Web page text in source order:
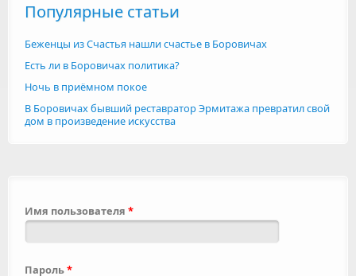
Популярные статьи
Беженцы из Счастья нашли счастье в Боровичах
Есть ли в Боровичах политика?
Ночь в приёмном покое
В Боровичах бывший реставратор Эрмитажа превратил свой
дом в произведение искусства
Имя пользователя *
Пароль*